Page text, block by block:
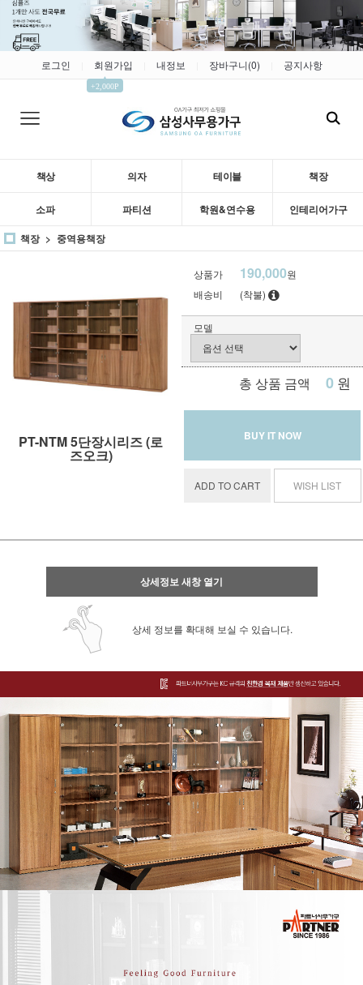
로그인 회원가입
▲
+2,000P
내정보 장바구니(0) 공지사항
책상 의자 테이블 책장
소파 파티션 학원&연수용
인테리어가구
책장
중역용책장
PT-NTM 5단장시리즈 (로
즈오크)
상품가 190,000원
배송비
(착불)
모델
총 상품 금액 0 원
BUY IT NOW
ADD TO CART WISH LIST
상세정보 새창 열기
상세 정보를 확대해 보실 수 있습니다.